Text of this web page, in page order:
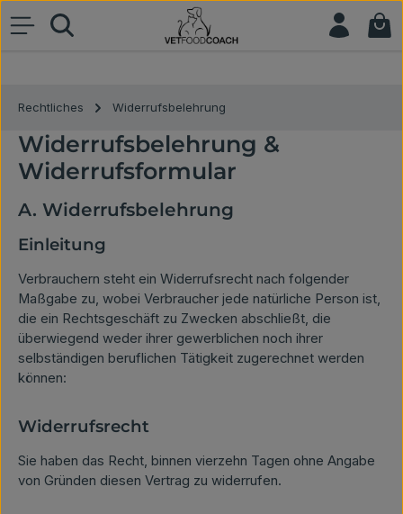
Zum Hauptinhalt springen
Rechtliches Widerrufsbelehrung
Widerrufsbelehrung &
Widerrufsformular
A. Widerrufsbelehrung
Einleitung
Verbrauchern steht ein Widerrufsrecht nach folgender
Maßgabe zu, wobei Verbraucher jede natürliche Person ist,
die ein Rechtsgeschäft zu Zwecken abschließt, die
überwiegend weder ihrer gewerblichen noch ihrer
selbständigen beruflichen Tätigkeit zugerechnet werden
können:
Widerrufsrecht
Sie haben das Recht, binnen vierzehn Tagen ohne Angabe
von Gründen diesen Vertrag zu widerrufen.